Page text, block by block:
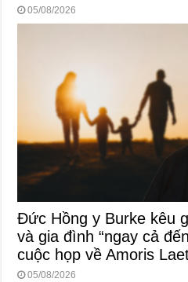
05/08/2026
Đức Hồng y Burke kêu
và gia đình “ngay cả
cuộc họp về Amoris
05/08/2026